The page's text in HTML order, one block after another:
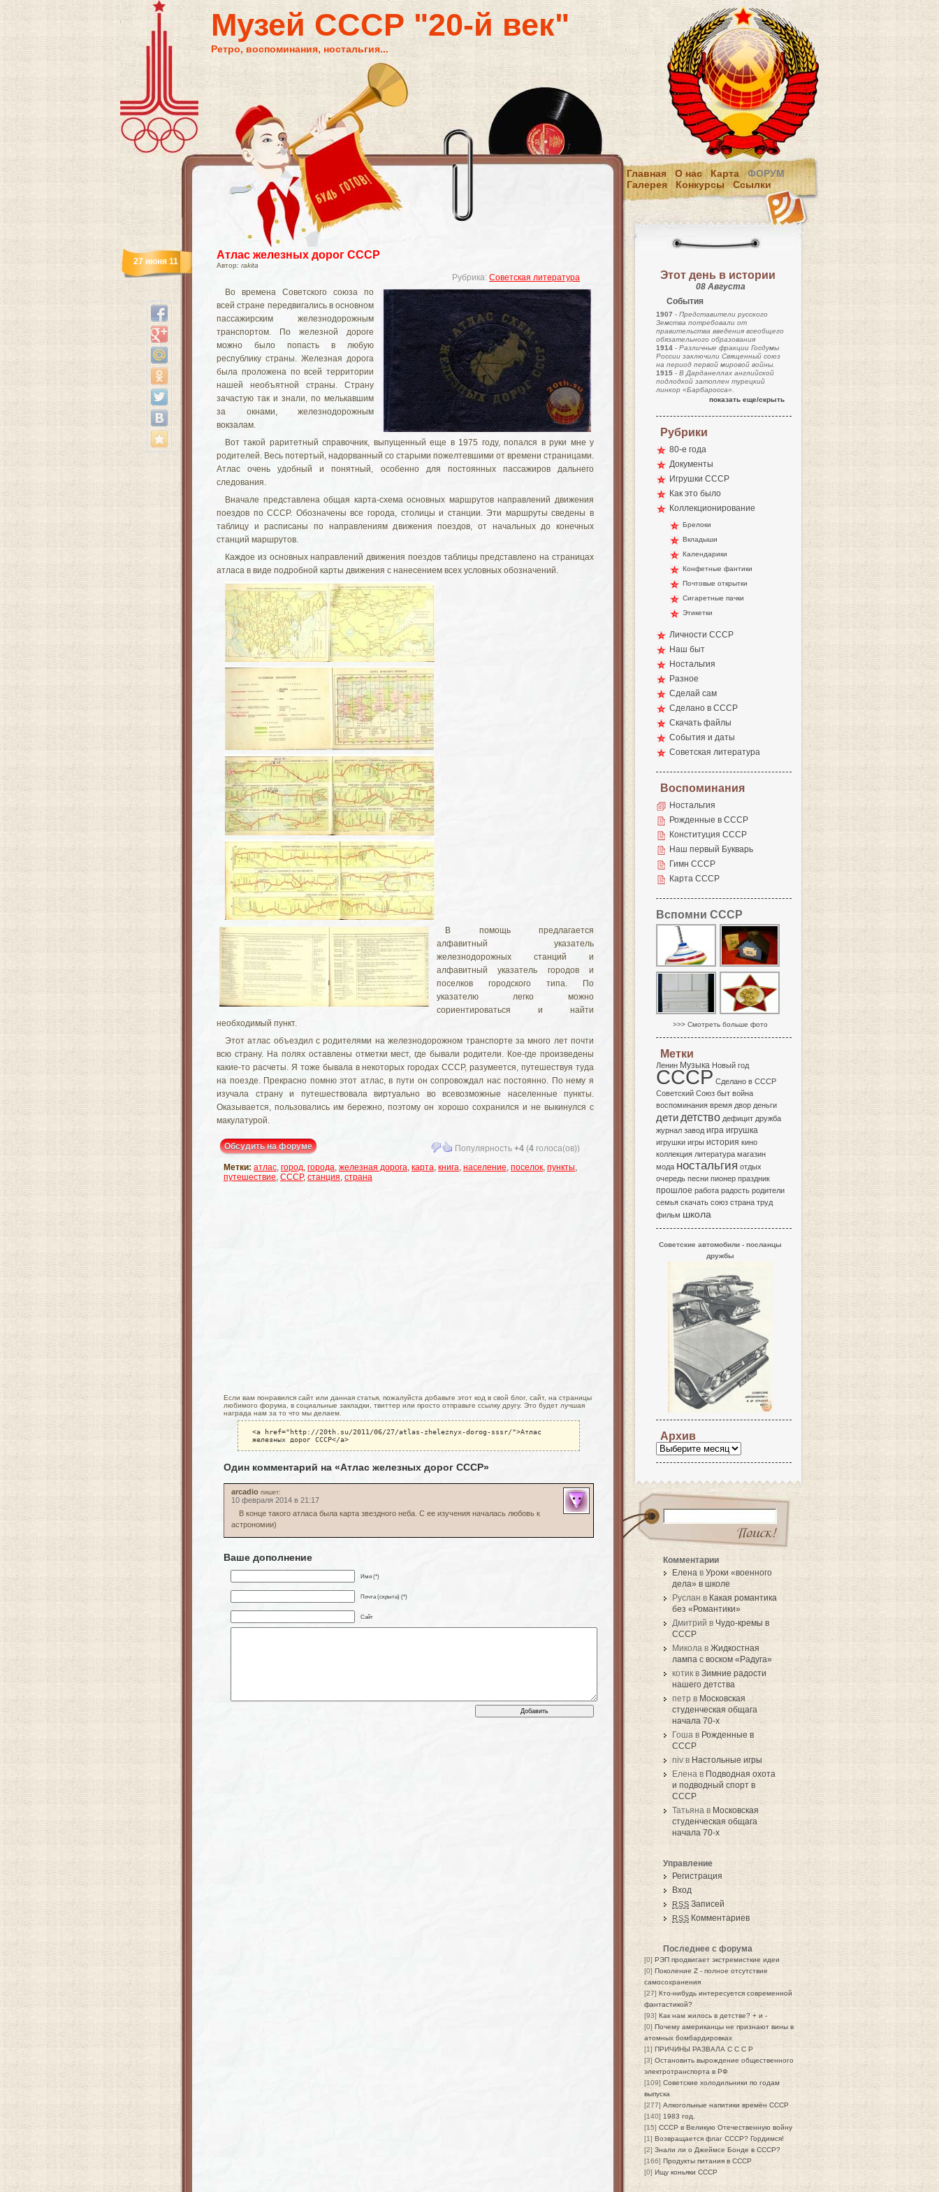
Музей СССР "20-й век"
Ретро, воспоминания, ностальгия...
Главная О нас Карта
ФОРУМ
Галерея
Конкурсы Ссылки
Атлас железных дорог СССР
Автор: rakita
Рубрика: Советская литература
27 июня 11
Во времена Советского союза по
всей стране передвигались в основном
пассажирским железнодорожным
транспортом. По железной дороге
можно было попасть в любую
республику страны. Железная дорога
была проложена по всей территории
нашей необъятной страны. Страну
зачастую так и знали, по мелькавшим
за окнами, железнодорожным
вокзалам.
Вот такой раритетный справочник, выпущенный еще в 1975 году, попался в руки мне у
родителей. Весь потертый, надорванный со старыми пожелтевшими от времени страницами.
Атлас очень удобный и понятный, особенно для постоянных пассажиров дальнего
следования.
Вначале представлена общая карта-схема основных маршрутов направлений движения
поездов по СССР. Обозначены все города, столицы и станции. Эти маршруты сведены в
таблицу и расписаны по направлениям движения поездов, от начальных до конечных
станций маршрутов.
Каждое из основных направлений движения поездов таблицы представлено на страницах
атласа в виде подробной карты движения с нанесением всех условных обозначений.
В помощь предлагается
алфавитный указатель
железнодорожных станций и
алфавитный указатель городов и
поселков городского типа. По
указателю легко можно
сориентироваться и найти
необходимый пункт.
Этот атлас объездил с родителями на железнодорожном транспорте за много лет почти
всю страну. На полях оставлены отметки мест, где бывали родители. Кое-где произведены
какие-то расчеты. Я тоже бывала в некоторых городах СССР, разумеется, путешествуя туда
на поезде. Прекрасно помню этот атлас, в пути он сопровождал нас постоянно. По нему я
изучала страну и путешествовала виртуально во всевозможные населенные пункты.
Оказывается, пользовались им бережно, поэтому он хорошо сохранился и не выкинулся с
макулатурой.
Обсудить на форуме Популярность +4 (4 голоса(ов))
Метки: атлас, город, города, железная дорога, карта, книга, население, поселок, пункты,
путешествие, СССР, станция, страна
Если вам понравился сайт или данная статья, пожалуйста добавьте этот код в свой блог, сайт, на страницы
любимого форума, в социальные закладки, твиттер или просто отправьте ссылку другу. Это будет лучшая
награда нам за то что мы делаем.
<a href="http://20th.su/2011/06/27/atlas-zheleznyx-dorog-sssr/">Атлас
железных дорог СССР</a>
Один комментарий на «Атлас железных дорог СССР»
arcadio пишет:
10 февраля 2014 в 21:17
В конце такого атласа была карта звездного неба. С ее изучения началась любовь к
астрономии)
Ваше дополнение
Имя (*)
Почта (скрыта) (*)
Сайт
Этот день в истории
08 Августа
События
1907 - Представители русского
Земства потребовали от
правительства введения всеобщего
обязательного образования
1914 - Различные фракции Госдумы
России заключили Священный союз
на период первой мировой войны.
1915 - В Дарданеллах английской
подлодкой затоплен турецкий
линкор «Барбаросса».
показать еще/скрыть
Рубрики
80-е года
Документы
Игрушки СССР
Как это было
Коллекционирование
Брелоки
Вкладыши
Календарики
Конфетные фантики
Почтовые открытки
Сигаретные пачки
Этикетки
Личности СССР
Наш быт
Ностальгия
Разное
Сделай сам
Сделано в СССР
Скачать файлы
События и даты
Советская литература
Воспоминания
Ностальгия
Рожденные в СССР
Конституция СССР
Наш первый Букварь
Гимн СССР
Карта СССР
Вспомни СССР
>>> Смотреть больше фото
Метки
Ленин Музыка Новый год
СССР Сделано в СССР
Советский Союз быт война
воспоминания время двор деньги
дети детство дефицит дружба
журнал завод игра игрушка
игрушки игры история кино
коллекция литература магазин
мода ностальгия отдых
очередь песни пионер праздник
прошлое работа радость родители
семья скачать союз страна труд
фильм школа
Советские автомобили - посланцы
дружбы
Архив
Комментарии
Елена в Уроки «военного
дела» в школе
Руслан в Какая романтика
без «Романтики»
Дмитрий в Чудо-кремы в
СССР
Микола в Жидкостная
лампа с воском «Радуга»
котик в Зимние радости
нашего детства
петр в Московская
студенческая общага
начала 70-х
Гоша в Рожденные в
СССР
niv в Настольные игры
Елена в Подводная охота
и подводный спорт в
СССР
Татьяна в Московская
студенческая общага
начала 70-х
Управление
Регистрация
Вход
RSS Записей
RSS Комментариев
Последнее с форума
[0] РЭП продвигает экстремисткие идеи
[0] Поколение Z - полное отсутствие
самосохранения
[27] Кто-нибудь интересуется современной
фантастикой?
[93] Как нам жилось в детстве? + и -
[0] Почему американцы не признают вины в
атомных бомбардировках
[1] ПРИЧИНЫ РАЗВАЛА С С С Р
[3] Остановить вырождение общественного
электротранспорта в РФ
[109] Советские холодильники по годам
выпуска
[277] Алкогольные напитики времён СССР
[140] 1983 год.
[15] СССР в Великую Отечественную войну
[1] Возвращается флаг СССР? Гордимся!
[2] Знали ли о Джеймсе Бонде в СССР?
[166] Продукты питания в СССР
[0] Ищу коньяки СССР